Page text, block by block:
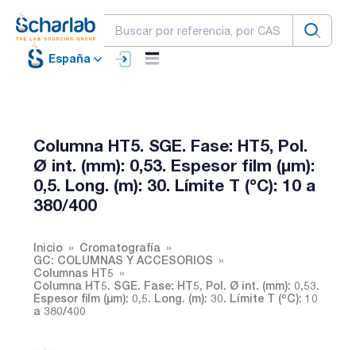
España
Columna HT5. SGE. Fase: HT5, Pol.
Ø int. (mm): 0,53. Espesor film (µm):
0,5. Long. (m): 30. Límite T (ºC): 10 a
380/400
Inicio
Cromatografía
GC: COLUMNAS Y ACCESORIOS
Columnas HT5
Columna HT5. SGE. Fase: HT5, Pol. Ø int. (mm): 0,53.
Espesor film (µm): 0,5. Long. (m): 30. Límite T (ºC): 10
a 380/400